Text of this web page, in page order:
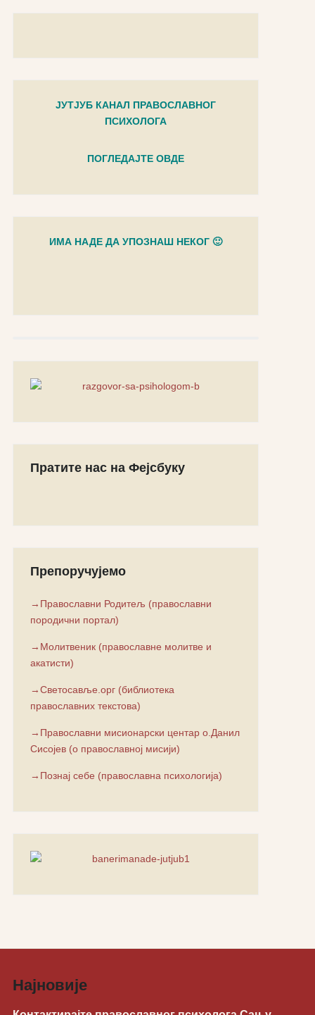
ЈУТЈУБ КАНАЛ ПРАВОСЛАВНОГ
ПСИХОЛОГА
ПОГЛЕДАЈТЕ ОВДЕ
ИМА НАДЕ ДА УПОЗНАШ НЕКОГ 🙂
Пратите нас на Фејсбуку
Препоручујемо
→Православни Родитељ (православни
породични портал)
→Молитвеник (православне молитве и
акатисти)
→Светосавље.орг (библиотека
православних текстова)
→Православни мисионарски центар о.Данил
Сисојев (о православној мисији)
→Познај себе (православна психологија)
Најновије